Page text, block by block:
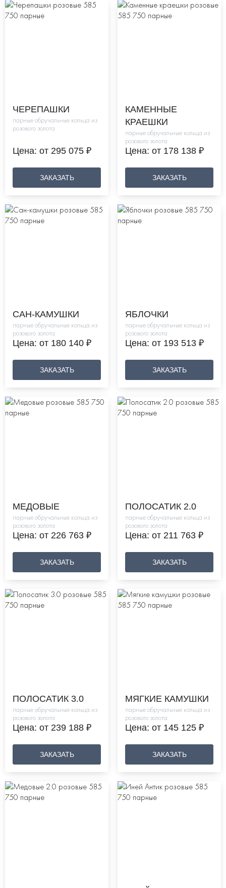
ЧЕРЕПАШКИ
парные обручальные кольца из
розового золота
Цена: от 295 075 ₽
ЗАКАЗАТЬ
КАМЕННЫЕ
КРАЕШКИ
парные обручальные кольца из
розового золота
Цена: от 178 138 ₽
ЗАКАЗАТЬ
САН-КАМУШКИ
парные обручальные кольца из
розового золота
Цена: от 180 140 ₽
ЗАКАЗАТЬ
ЯБЛОЧКИ
парные обручальные кольца из
розового золота
Цена: от 193 513 ₽
ЗАКАЗАТЬ
МЕДОВЫЕ
парные обручальные кольца из
розового золота
Цена: от 226 763 ₽
ЗАКАЗАТЬ
ПОЛОСАТИК 2.0
парные обручальные кольца из
розового золота
Цена: от 211 763 ₽
ЗАКАЗАТЬ
ПОЛОСАТИК 3.0
парные обручальные кольца из
розового золота
Цена: от 239 188 ₽
ЗАКАЗАТЬ
МЯГКИЕ КАМУШКИ
парные обручальные кольца из
розового золота
Цена: от 145 125 ₽
ЗАКАЗАТЬ